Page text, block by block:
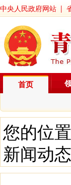
中央人民政府网站 |
首页
您的位
新闻动态